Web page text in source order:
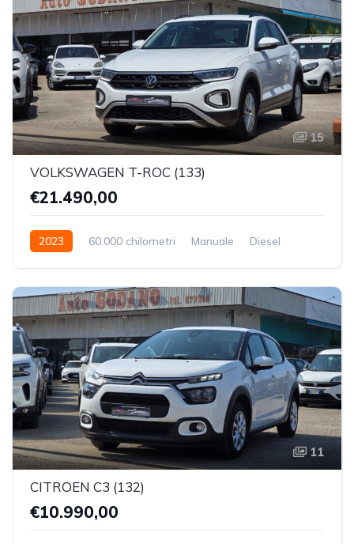
15
VOLKSWAGEN T-ROC (133)
€21.490,00
2023 60.000 chilometri Manuale
Diesel
11
CITROEN C3 (132)
€10.990,00